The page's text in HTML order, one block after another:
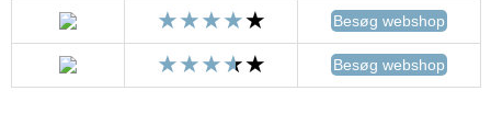
Besøg webshop
Besøg webshop